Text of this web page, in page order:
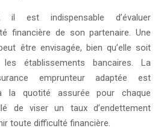
est indispensable d’évaluer
financière de son partenaire. Une
être envisagée, bien qu’elle soit
établissements bancaires. La
emprunteur adaptée est
la quotité assurée pour chaque
de viser un taux d’endettement
toute difficulté financière.